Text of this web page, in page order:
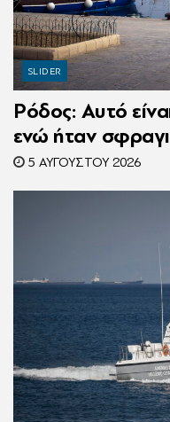
SLIDER
Ρόδος: Αυτό
ενώ ήταν
κανονικά με 216
συνιδιοκτήτρια
5 ΑΥΓΟΎΣΤΟΥ 2026